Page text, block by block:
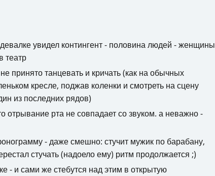
увидел контингент - половина людей - женщины
театр
принято танцевать и кричать (как на обычных
кресле, поджав коленки и смотреть на сцену
из последних рядов)
отрывание рта не совпадает со звуком. а неважно -
- даже смешно: стучит мужик по барабану,
стучать (надоело ему) ритм продолжается ;)
- и сами же стебутся над этим в открытую